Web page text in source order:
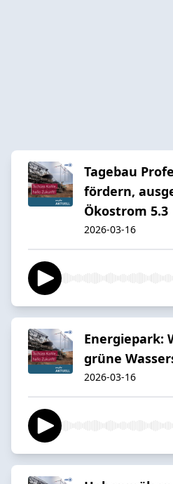
Tagebau
fördern,
Ökostrom 5.3
2026-03-16
Energiepark:
grüne
2026-03-16